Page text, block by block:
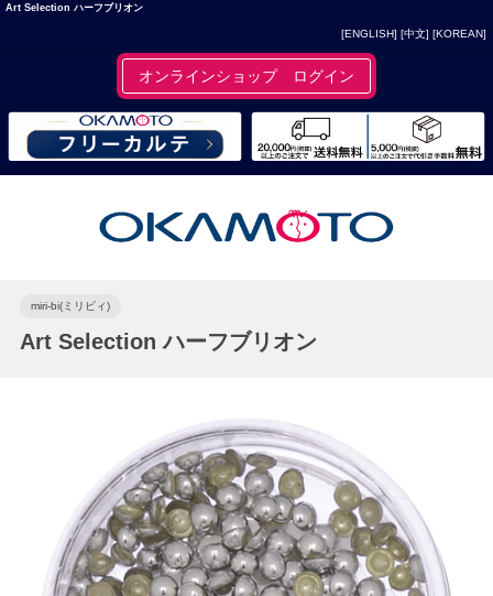
Art Selection ハーフブリオン
[ENGLISH] [中文] [KOREAN]
オンラインショップ ログイン
miri-bi(ミリビィ)
Art Selection ハーフブリオン